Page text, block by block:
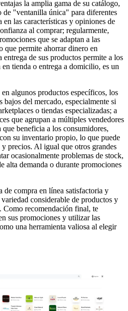
la amplia gama de su catálogo,
"ventanilla única" para diferentes
en las características y opiniones de
al comprar; regularmente,
que se adaptan a las
que permite ahorrar dinero en
de sus productos permite a los
tienda o entrega a domicilio, es un
algunos productos específicos, los
bajos del mercado, especialmente si
o tiendas especializadas; a
que agrupan a múltiples vendedores
beneficia a los consumidores,
su inventario propio, lo que puede
precios. Al igual que otros grandes
ocasionalmente problemas de stock,
alta demanda o durante promociones
de compra en línea satisfactoria y
considerable de productos y
Como recomendación final, te
sus promociones y utilizar las
una herramienta valiosa al elegir